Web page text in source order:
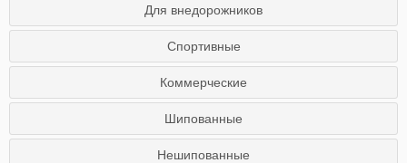
Для внедорожников
Спортивные
Коммерческие
Шипованные
Нешипованные